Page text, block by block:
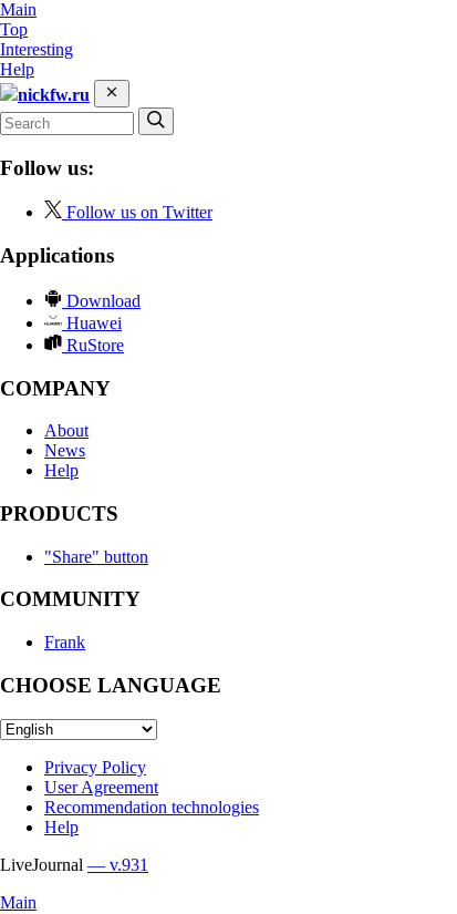
Main
Top
Interesting
Help
nickfw.ru
Follow us:
Follow us on Twitter
Applications
Download
Huawei
RuStore
COMPANY
About
News
Help
PRODUCTS
"Share" button
COMMUNITY
Frank
CHOOSE LANGUAGE
Privacy Policy
User Agreement
Recommendation technologies
Help
LiveJournal — v.931
Main